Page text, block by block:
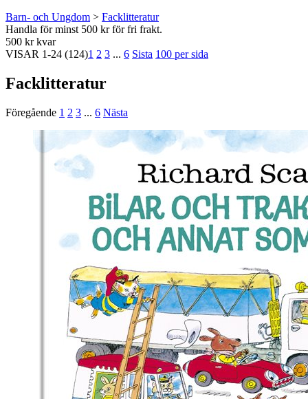
Barn- och Ungdom > Facklitteratur
Handla för minst 500 kr för fri frakt.
500 kr kvar
VISAR 1-24 (124)1 2 3 ... 6 Sista 100 per sida
Facklitteratur
Föregående 1 2 3 ... 6 Nästa